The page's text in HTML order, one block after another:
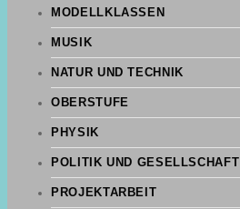
MODELLKLASSEN
MUSIK
NATUR UND TECHNIK
OBERSTUFE
PHYSIK
POLITIK UND GESELLSCHAFT
PROJEKTARBEIT